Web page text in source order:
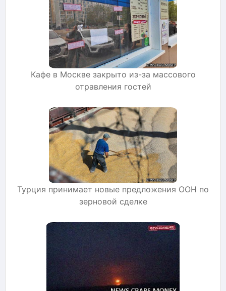
Кафе в Москве закрыто из-за массового
отравления гостей
Турция принимает новые предложения ООН по
зерновой сделке